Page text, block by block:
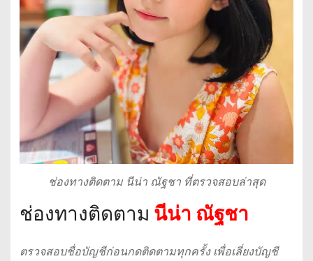
ช่องทางติดตาม นีน่า ณัฐชา ที่ตรวจสอบล่าสุด
ช่องทางติดตาม นีน่า ณัฐชา
ตรวจสอบชื่อบัญชีก่อนกดติดตามทุกครั้ง เพื่อเลี่ยงบัญชี